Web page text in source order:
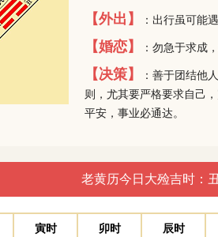
【外出】 ：出行虽可能
【婚恋】 ：勿急于求成
【决策】
：善于团结他
则，尤其要严格要求自己
平安，事业必通达。
老黄历今日大殓吉时：
寅时 卯时 辰时